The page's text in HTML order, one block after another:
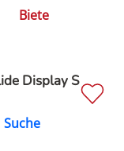
Biete
Display S
Suche